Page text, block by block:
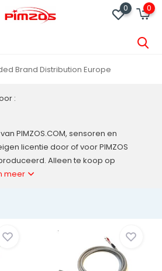
0 0
We ship to all EU Countries
:
PIMZOS.COM, sensoren en
licentie door of voor PIMZOS
Alleen te koop op
meer